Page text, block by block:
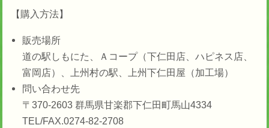
【購入方法】
販売場所
道の駅しもにた、Ａコープ（下仁田店、ハピネス店、
富岡店）、上州村の駅、上州下仁田屋（加工場）
問い合わせ先
〒370-2603 群馬県甘楽郡下仁田町馬山4334
TEL/FAX.0274-82-2708